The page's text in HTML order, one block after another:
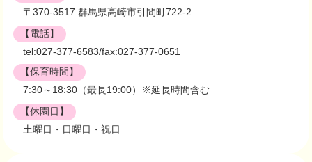
〒370-3517 群馬県高崎市引間町722-2
【電話】
tel:027-377-6583/fax:027-377-0651
【保育時間】
7:30～18:30（最長19:00）※延長時間含む
【休園日】
土曜日・日曜日・祝日